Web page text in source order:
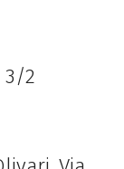
3/2